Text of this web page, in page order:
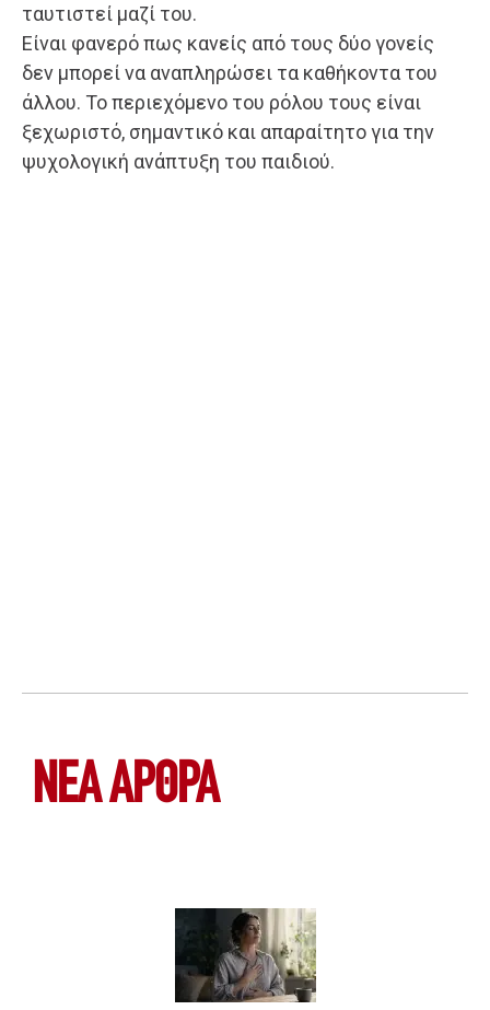
ταυτιστεί μαζί του.
Είναι φανερό πως κανείς από τους δύο γονείς
δεν μπορεί να αναπληρώσει τα καθήκοντα του
άλλου. Το περιεχόμενο του ρόλου τους είναι
ξεχωριστό, σημαντικό και απαραίτητο για την
ψυχολογική ανάπτυξη του παιδιού.
ΝΕΑ ΆΡΘΡΑ